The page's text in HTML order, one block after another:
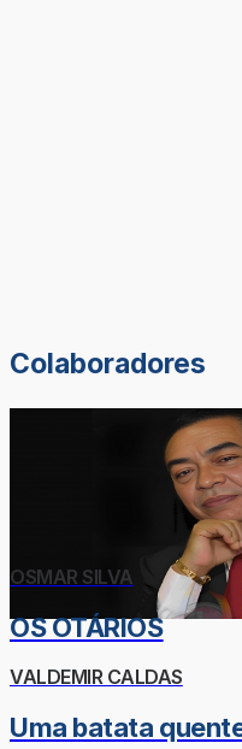
Colaboradores
OSMAR SILVA
OS OTÁRIOS
VALDEMIR CALDAS
Uma batata